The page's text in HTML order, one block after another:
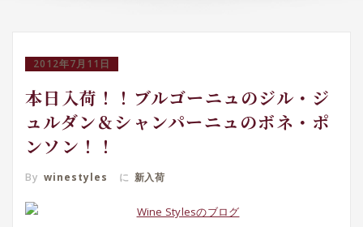
2012年7月11日
本日入荷！！ブルゴーニュのジル・ジ
ュルダン＆シャンパーニュのボネ・ポ
ンソン！！
By winestyles に 新入荷